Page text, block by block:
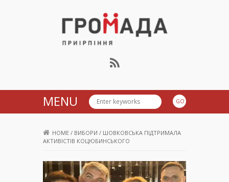
Громада Приірпіння
MENU
HOME / ВИБОРИ / ШОВКОВСЬКА ПІДТРИМАЛА
АКТИВІСТІВ КОЦЮБИНСЬКОГО